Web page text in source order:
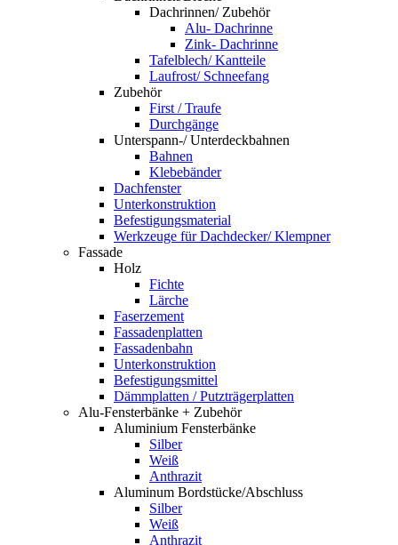
Dachrinnen/ Zubehör
Alu- Dachrinne
Zink- Dachrinne
Tafelblech/ Kantteile
Laufrost/ Schneefang
Zubehör
First / Traufe
Durchgänge
Unterspann-/ Unterdeckbahnen
Bahnen
Klebebänder
Dachfenster
Unterkonstruktion
Befestigungsmaterial
Werkzeuge für Dachdecker/ Klempner
Fassade
Holz
Fichte
Lärche
Faserzement
Fassadenplatten
Fassadenbahn
Unterkonstruktion
Befestigungsmittel
Dämmplatten / Putzträgerplatten
Alu-Fensterbänke + Zubehör
Aluminium Fensterbänke
Silber
Weiß
Anthrazit
Aluminum Bordstücke/Abschluss
Silber
Weiß
Anthrazit